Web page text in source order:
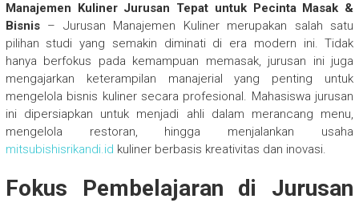
Manajemen Kuliner Jurusan Tepat untuk Pecinta Masak &
Bisnis– Jurusan Manajemen Kuliner merupakan salah satu
pilihan studi yang semakin diminati di era modern ini. Tidak
hanya berfokus pada kemampuan memasak, jurusan ini juga
mengajarkan keterampilan manajerial yang penting untuk
mengelola bisnis kuliner secara profesional. Mahasiswa jurusan
ini dipersiapkan untuk menjadi ahli dalam merancang menu,
mengelola restoran, hingga menjalankan usaha
mitsubishisrikandi.id kuliner berbasis kreativitas dan inovasi.
Fokus Pembelajaran di Jurusan